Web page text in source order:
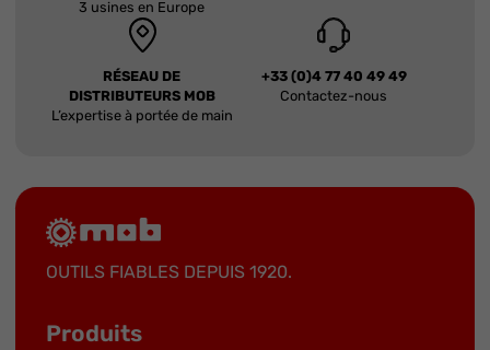
3 usines en Europe
RÉSEAU DE
DISTRIBUTEURS MOB
L’expertise à portée de main
+33 (0)4 77 40 49 49
Contactez-nous
OUTILS FIABLES DEPUIS 1920.
Produits